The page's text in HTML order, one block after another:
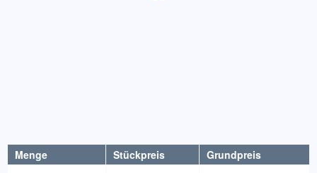
Menge Stückpreis
Grundpreis